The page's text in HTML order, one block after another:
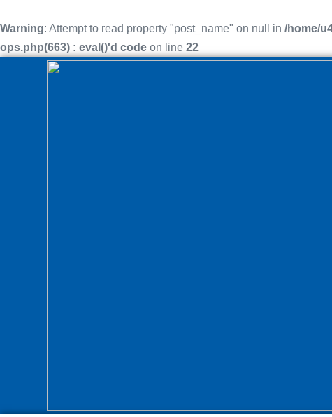
Warning: Attempt to read property "post_name" on null in /home/
ops.php(663) : eval()'d code on line 22